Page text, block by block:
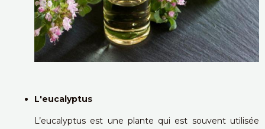
L'eucalyptus
L’eucalyptus est une plante qui est souvent utilisée